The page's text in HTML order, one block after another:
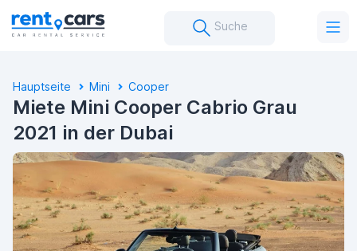
Suche
Hauptseite Mini Cooper
Miete Mini Cooper Cabrio Grau
2021 in der Dubai